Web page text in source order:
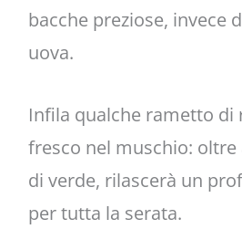
bacche preziose, invece
uova.
Infila qualche rametto di
fresco nel muschio: oltre
di verde, rilascerà un
per tutta la serata.